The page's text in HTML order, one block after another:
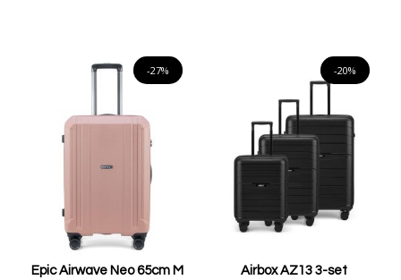
-27%
Epic Airwave Neo 65cm M
-20%
Airbox AZ13 3-set